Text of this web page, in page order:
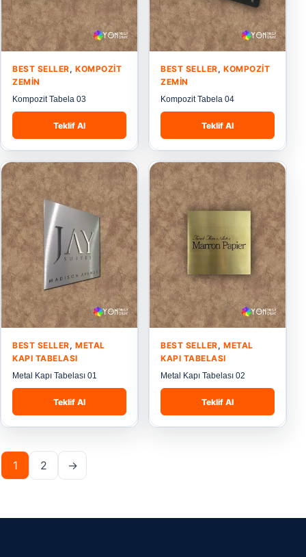
BEST SELLER,KOMPOZIT
ZEMIN
Kompozit Tabela 03
Teklif Al
BEST SELLER,KOMPOZIT
ZEMIN
Kompozit Tabela 04
Teklif Al
BEST SELLER,METAL
KAPI TABELASI
Metal Kapı Tabelası 01
Teklif Al
BEST SELLER,METAL
KAPI TABELASI
Metal Kapı Tabelası 02
Teklif Al
1 2 →